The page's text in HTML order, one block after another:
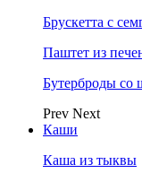
Брускетта с
Паштет из
Бутерброды со
Prev Next
Каши
Каша из тыквы